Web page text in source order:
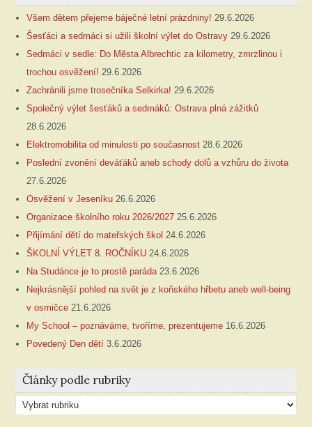
Všem dětem přejeme báječné letní prázdniny! 29.6.2026
Šesťáci a sedmáci si užili školní výlet do Ostravy 29.6.2026
Sedmáci v sedle: Do Města Albrechtic za kilometry, zmrzlinou i
trochou osvěžení! 29.6.2026
Zachránili jsme trosečníka Selkirka! 29.6.2026
Společný výlet šesťáků a sedmáků: Ostrava plná zážitků
28.6.2026
Elektromobilita od minulosti po současnost 28.6.2026
Poslední zvonění deváťáků aneb schody dolů a vzhůru do života
27.6.2026
Osvěžení v Jeseníku 26.6.2026
Organizace školního roku 2026/2027 25.6.2026
Přijímání dětí do mateřských škol 24.6.2026
ŠKOLNÍ VÝLET 8. ROČNÍKU 24.6.2026
Na Studánce je to prostě paráda 23.6.2026
Nejkrásnější pohled na svět je z koňského hřbetu aneb well-being
v osmičce 21.6.2026
My School – poznáváme, tvoříme, prezentujeme 16.6.2026
Povedený Den dětí 3.6.2026
Články podle rubriky
Články
podle